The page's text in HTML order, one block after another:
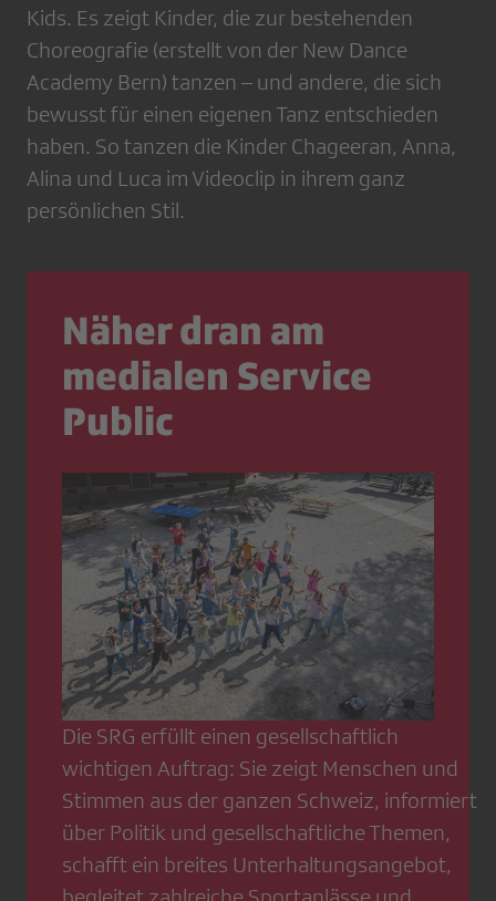
Kids. Es zeigt Kinder, die zur bestehenden
Choreografie (erstellt von der New Dance
Academy Bern) tanzen – und andere, die sich
bewusst für einen eigenen Tanz entschieden
haben. So tanzen die Kinder Chageeran, Anna,
Alina und Luca im Videoclip in ihrem ganz
persönlichen Stil.
Näher dran am
medialen Service
Public
Die SRG erfüllt einen gesellschaftlich
wichtigen Auftrag: Sie zeigt Menschen und
Stimmen aus der ganzen Schweiz, informiert
über Politik und gesellschaftliche Themen,
schafft ein breites Unterhaltungsangebot,